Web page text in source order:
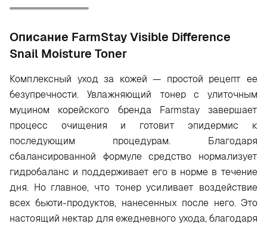
Oписание FarmStay Visible Difference
Snail Moisture Toner
Комплексный уход за кожей — простой рецепт ее
безупречности. Увлажняющий тонер с улиточным
муцином корейского бренда Farmstay завершает
процесс очищения и готовит эпидермис к
последующим процедурам. Благодаря
сбалансированной формуле средство нормализует
гидробаланс и поддерживает его в норме в течение
дня. Но главное, что тонер усиливает воздействие
всех бьюти-продуктов, нанесенных после него. Это
настоящий нектар для ежедневного ухода, благодаря